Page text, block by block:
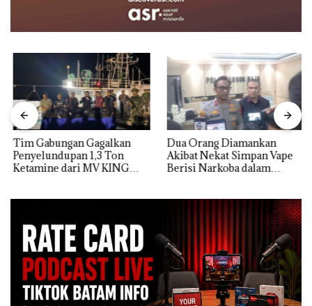
Tim Gabungan Gagalkan
Penyelundupan 1,3 Ton
Ketamine dari MV KING
Dua Orang Diamankan
Akibat Nekat Simpan Vape
Berisi Narkoba dalam